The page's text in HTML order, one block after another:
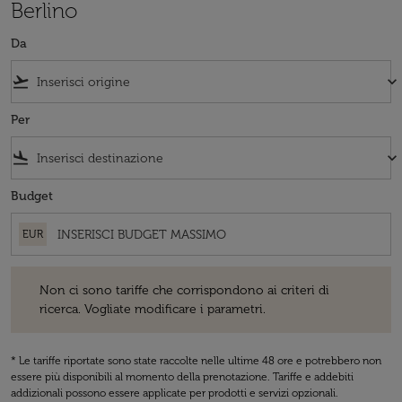
Berlino
Da
flight_takeoff keyboard_arrow_down
Per
flight_land keyboard_arrow_down
Budget
EUR
Non ci sono tariffe che corrispondono ai criteri di
ricerca. Vogliate modificare i parametri.
* Le tariffe riportate sono state raccolte nelle ultime 48 ore e potrebbero non
essere più disponibili al momento della prenotazione. Tariffe e addebiti
addizionali possono essere applicate per prodotti e servizi opzionali.